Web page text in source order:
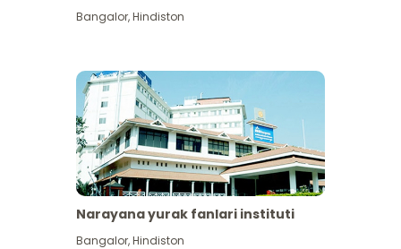
Bangalor,Hindiston
Narayana yurak fanlari instituti
Bangalor,Hindiston